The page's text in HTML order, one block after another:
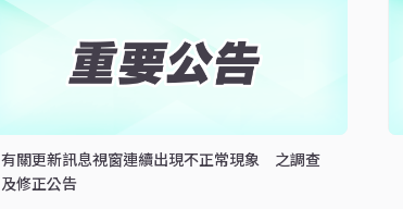
有關更新訊息視窗連續出現不正常現象 之調查
及修正公告